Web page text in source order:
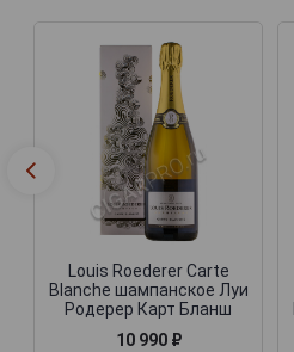
Louis Roederer Carte
Blanche шампанское Луи
Родерер Карт Бланш
10 990 ₽